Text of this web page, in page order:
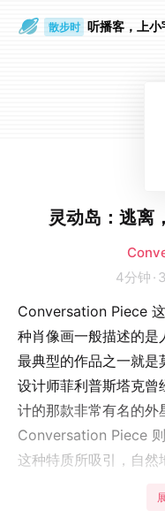
散步时 听播客，上小
灵动岛：逃离
4分钟 ·
Conversation Piece
种肖像画一般描述的是
最典型的作品之一就是
设计师菲利普斯塔克
计的那款非常有名的外
Conversation Piece
这种特质所吸引，自然